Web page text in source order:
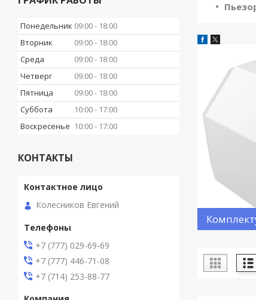
Понедельник 09:00
18:00
Вторник
09:00
18:00
Среда
09:00
18:00
Четверг
09:00
18:00
Пятница
09:00
18:00
Суббота
10:00
17:00
Воскресенье 10:00 17:00
КОНТАКТЫ
Колесников Евгений
+7 (777) 029-69-69
+7 (777) 446-71-08
+7 (714) 253-88-77